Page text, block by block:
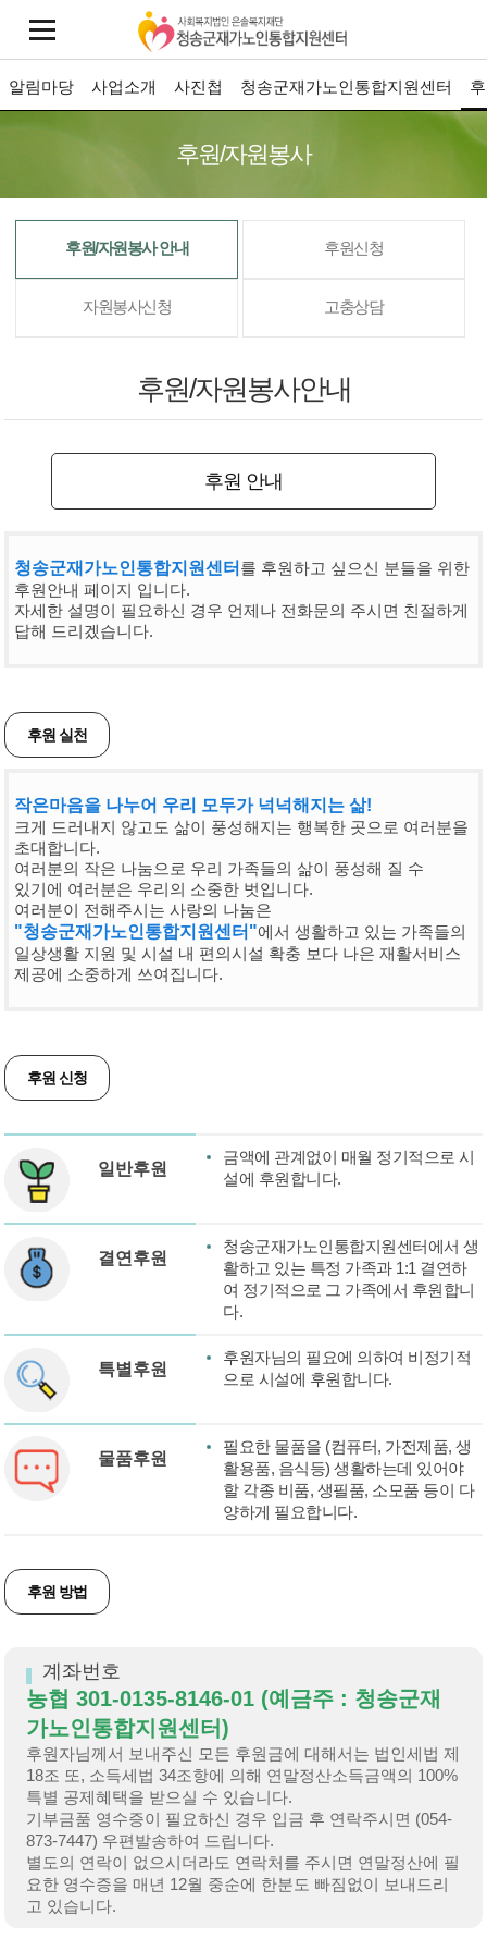
알림마당 사업소개 사진첩 청송군재가노인통합지원센터
후원/자원봉사
후원/자원봉사 안내 후원신청
자원봉사신청 고충상담
후원/자원봉사안내
후원 안내
청송군재가노인통합지원센터 를 후원하고 싶으신 분들을 위한
후원안내 페이지 입니다.
자세한 설명이 필요하신 경우 언제나 전화문의 주시면 친절하게
답해 드리겠습니다.
후원 실천
작은마음을 나누어 우리 모두가 넉넉해지는 삶!
크게 드러내지 않고도 삶이 풍성해지는 행복한 곳으로 여러분을
초대합니다.
여러분의 작은 나눔으로 우리 가족들의 삶이 풍성해 질 수
있기에 여러분은 우리의 소중한 벗입니다.
여러분이 전해주시는 사랑의 나눔은
"청송군재가노인통합지원센터"에서 생활하고 있는 가족들의
일상생활 지원 및 시설 내 편의시설 확충 보다 나은 재활서비스
제공에 소중하게 쓰여집니다.
후원 신청
일반후원
금액에 관계없이 매월 정기적으로 시
설에 후원합니다.
결연후원
청송군재가노인통합지원센터에서 생
활하고 있는 특정 가족과 1:1 결연하
여 정기적으로 그 가족에서 후원합니
다.
특별후원
후원자님의 필요에 의하여 비정기적
으로 시설에 후원합니다.
물품후원
필요한 물품을 (컴퓨터, 가전제품, 생
활용품, 음식등) 생활하는데 있어야
할 각종 비품, 생필품, 소모품 등이 다
양하게 필요합니다.
후원 방법
계좌번호
농협 301-0135-8146-01 (예금주 : 청송군재
가노인통합지원센터)
후원자님께서 보내주신 모든 후원금에 대해서는 법인세법 제
18조 또, 소득세법 34조항에 의해 연말정산소득금액의 100%
특별 공제혜택을 받으실 수 있습니다.
기부금품 영수증이 필요하신 경우 입금 후 연락주시면 (054-
873-7447) 우편발송하여 드립니다.
별도의 연락이 없으시더라도 연락처를 주시면 연말정산에 필
요한 영수증을 매년 12월 중순에 한분도 빠짐없이 보내드리
고 있습니다.